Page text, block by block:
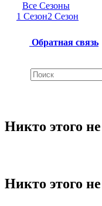
Все Сезоны
1 Сезон2 Сезон
Обратная связь
Никто этого
Никто этого